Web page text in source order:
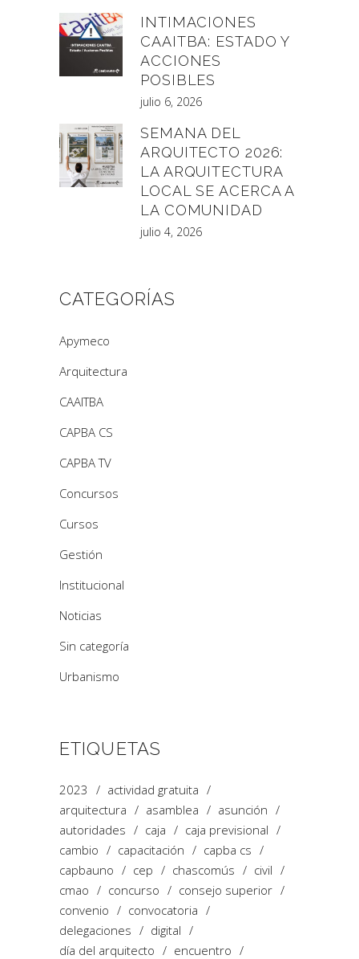
INTIMACIONES
CAAITBA: ESTADO Y
ACCIONES
POSIBLES
julio 6, 2026
SEMANA DEL
ARQUITECTO 2026:
LA ARQUITECTURA
LOCAL SE ACERCA A
LA COMUNIDAD
julio 4, 2026
CATEGORÍAS
Apymeco
Arquitectura
CAAITBA
CAPBA CS
CAPBA TV
Concursos
Cursos
Gestión
Institucional
Noticias
Sin categoría
Urbanismo
ETIQUETAS
2023
actividad gratuita
arquitectura
asamblea
asunción
autoridades
caja
caja previsional
cambio
capacitación
capba cs
capbauno
cep chascomús
civil
cmao
concurso
consejo superior
convenio
convocatoria
delegaciones
digital
día del arquitecto
encuentro